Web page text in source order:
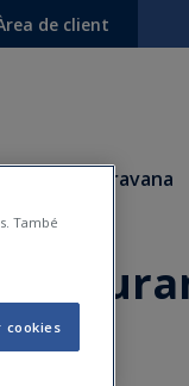
de client
Autocaravana
També
cookies